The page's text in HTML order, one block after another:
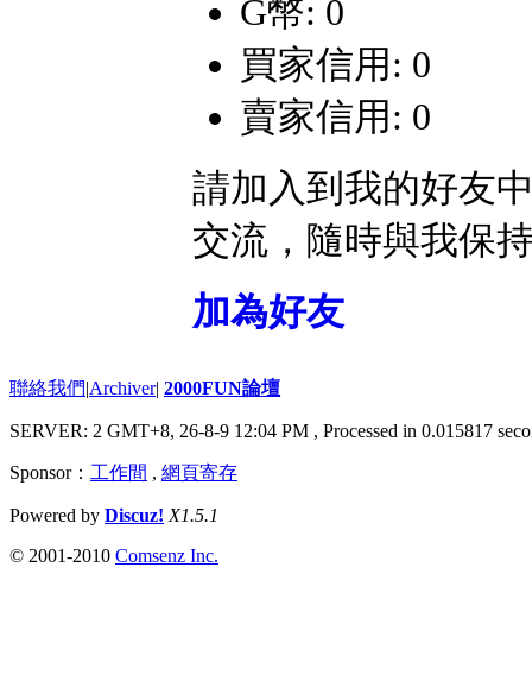
G幣: 0
買家信用: 0
賣家信用: 0
請加入到我的好友
交流，隨時與我保
加為好友
聯絡我們|Archiver| 2000FUN論壇
SERVER: 2 GMT+8, 26-8-9 12:04 PM , Processed in 0.015817
Sponsor： 工作間 , 網頁寄存
Powered by Discuz! X1.5.1
© 2001-2010 Comsenz Inc.